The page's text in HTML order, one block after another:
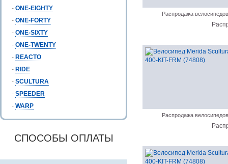
- ONE-EIGHTY
- ONE-FORTY
- ONE-SIXTY
- ONE-TWENTY
- REACTO
- RIDE
- SCULTURA
- SPEEDER
- WARP
СПОСОБЫ ОПЛАТЫ
Распродажа велосипедов
Распродажа велосипедов